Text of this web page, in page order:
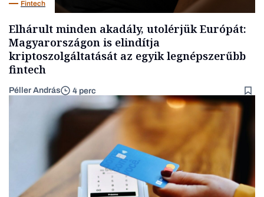
Fintech
Elhárult minden akadály, utolérjük Európát:
Magyarországon is elindítja
kriptoszolgáltatását az egyik legnépszerűbb
fintech
Péller András 4 perc